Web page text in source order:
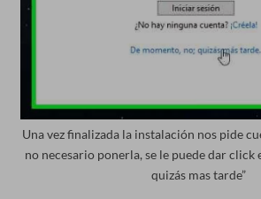
Una vez finalizada la instalación nos pide
no necesario ponerla, se le puede dar click
quizás mas tarde”